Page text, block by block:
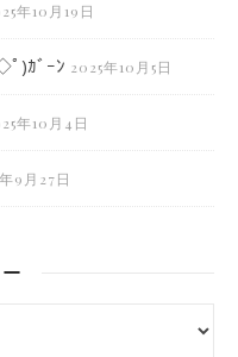
年10月19日
ﾟ)ｶﾞｰﾝ 2025年10月5日
年10月4日
9月27日